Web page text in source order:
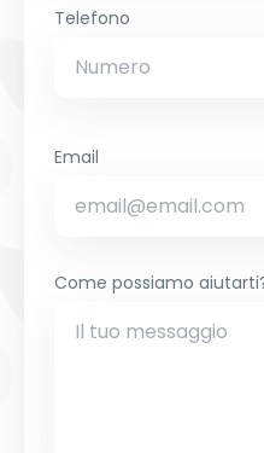
Telefono
Email
Come possiamo